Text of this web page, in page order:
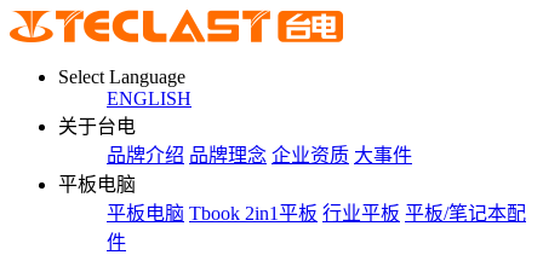
Select Language
ENGLISH
关于台电
品牌介绍 品牌理念 企业资质 大事件
平板电脑
平板电脑 Tbook 2in1平板 行业平板 平板/笔记本配
件